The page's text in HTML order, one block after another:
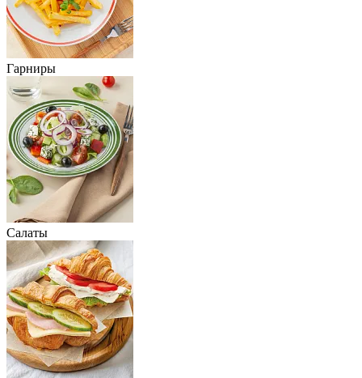
Гарниры
Салаты